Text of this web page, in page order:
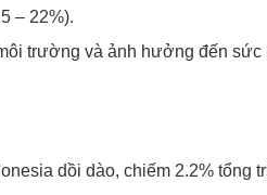
– 22%).
trường và ảnh hưởng đến
dồi dào, chiếm 2.2% tổng